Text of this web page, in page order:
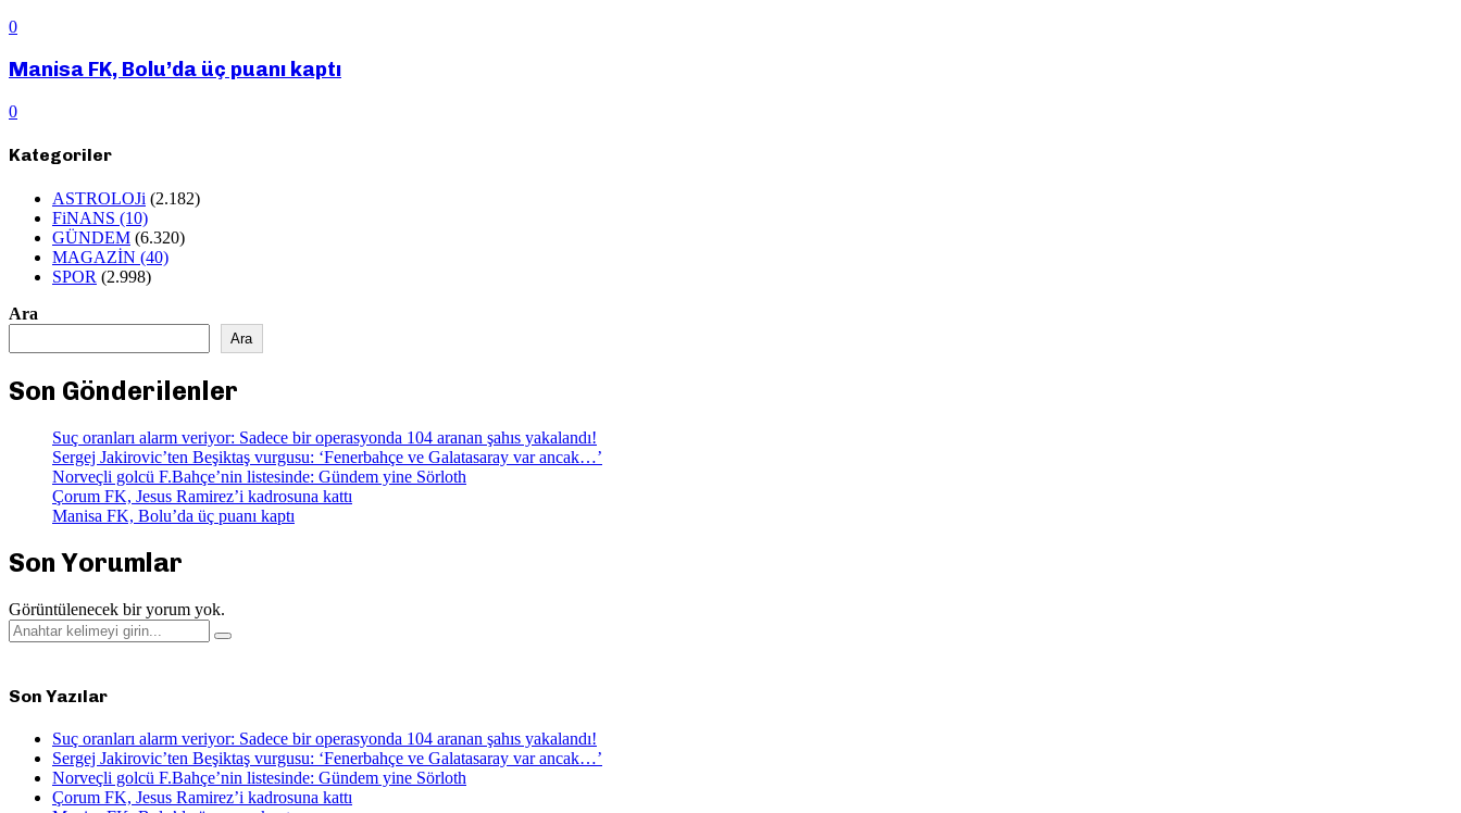
0
Manisa FK, Bolu’da üç puanı kaptı
0
Kategoriler
ASTROLOJi (2.182)
FiNANS (10)
GÜNDEM (6.320)
MAGAZİN (40)
SPOR (2.998)
Ara
Ara
Son Gönderilenler
Suç oranları alarm veriyor: Sadece bir operasyonda 104 aranan şahıs yakalandı!
Sergej Jakirovic’ten Beşiktaş vurgusu: ‘Fenerbahçe ve Galatasaray var ancak…’
Norveçli golcü F.Bahçe’nin listesinde: Gündem yine Sörloth
Çorum FK, Jesus Ramirez’i kadrosuna kattı
Manisa FK, Bolu’da üç puanı kaptı
Son Yorumlar
Görüntülenecek bir yorum yok.
Search
for:
Search
Son Yazılar
Suç oranları alarm veriyor: Sadece bir operasyonda 104 aranan şahıs yakalandı!
Sergej Jakirovic’ten Beşiktaş vurgusu: ‘Fenerbahçe ve Galatasaray var ancak…’
Norveçli golcü F.Bahçe’nin listesinde: Gündem yine Sörloth
Çorum FK, Jesus Ramirez’i kadrosuna kattı